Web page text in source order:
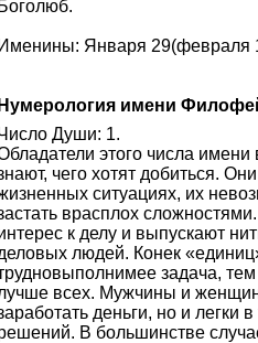
Боголюб.
Именины: Января 29(февраля
Нумерология имени
Души: 1.
этого числа
чего хотят добиться.
ситуациях, их
врасплох
к делу и выпускают
людей. Конек
задача,
всех. Мужчины и
деньги, но и
В большинстве